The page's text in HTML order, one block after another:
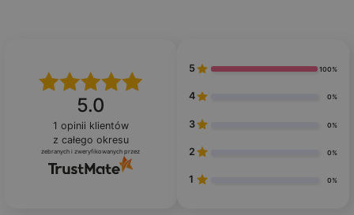
5.0
1 opinii klientów
z całego okresu
zebranych i zweryfikowanych przez
5 100%
4 0%
3 0%
2 0%
1 0%